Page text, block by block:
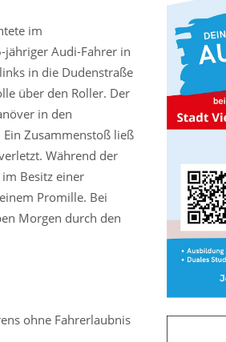
im
jähriger Audi-Fahrer in
in die Dudenstraße
über den Roller. Der
in den
Zusammenstoß ließ
Während der
Besitz einer
Promille. Bei
Morgen durch den
ohne Fahrerlaubnis